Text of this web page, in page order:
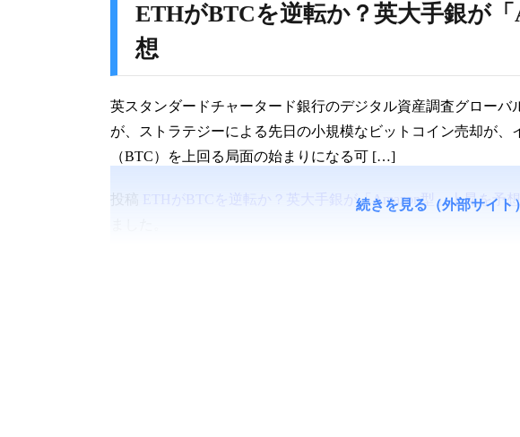
ETHがBTCを逆転か？英大手銀が
想
英スタンダードチャータード銀行のデジタル資産調査グローバ
が、ストラテジーによる先日の小規模なビットコイン売却が、
（BTC）を上回る局面の始まりになる可 […]
投稿 ETHがBTCを逆転か？英大手銀が「Amazon型」上昇を予想
続きを見る（外部サイト）